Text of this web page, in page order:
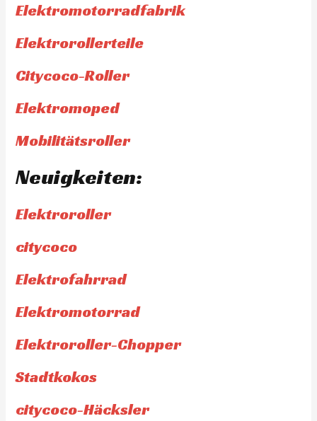
Elektromotorradfabrik
Elektrorollerteile
Citycoco-Roller
Elektromoped
Mobilitätsroller
Neuigkeiten:
Elektroroller
citycoco
Elektrofahrrad
Elektromotorrad
Elektroroller-Chopper
Stadtkokos
citycoco-Häcksler